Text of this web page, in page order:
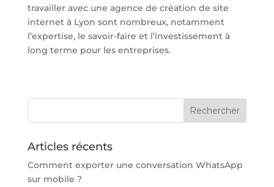
travailler avec une agence de création de site
internet à Lyon sont nombreux, notamment
l’expertise, le savoir-faire et l’investissement à
long terme pour les entreprises.
Articles récents
Comment exporter une conversation WhatsApp
sur mobile ?